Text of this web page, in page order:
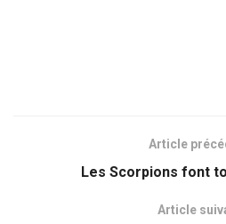
Article
Les Scorpions font
Article